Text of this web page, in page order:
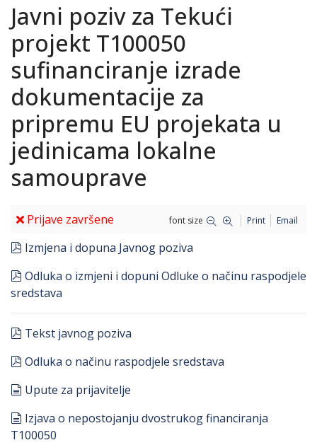
Javni poziv za Tekući
projekt T100050
sufinanciranje izrade
dokumentacije za
pripremu EU projekata u
jedinicama lokalne
samouprave
Prijave završene font size Print Email
pdf
Izmjena i dopuna Javnog poziva
pdf
Odluka o izmjeni i dopuni Odluke o načinu raspodjele
sredstava
pdf
Tekst javnog poziva
pdf
Odluka o načinu raspodjele sredstava
document
Upute za prijavitelje
document
Izjava o nepostojanju dvostrukog financiranja
T100050